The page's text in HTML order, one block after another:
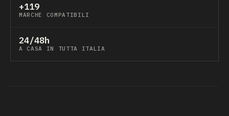
+119
MARCHE COMPATIBILI
24/48h
A CASA IN TUTTA ITALIA